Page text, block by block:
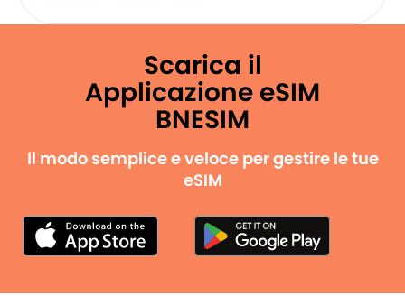
Scarica il
Applicazione eSIM
BNESIM
Il modo semplice e veloce per gestire le tue
eSIM